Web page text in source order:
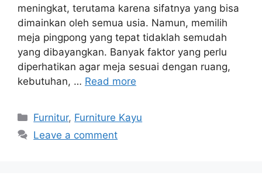
meningkat, terutama karena sifatnya yang bisa
dimainkan oleh semua usia. Namun, memilih
meja pingpong yang tepat tidaklah semudah
yang dibayangkan. Banyak faktor yang perlu
diperhatikan agar meja sesuai dengan ruang,
kebutuhan, … Read more
Categories
Furnitur, Furniture Kayu
Leave a comment